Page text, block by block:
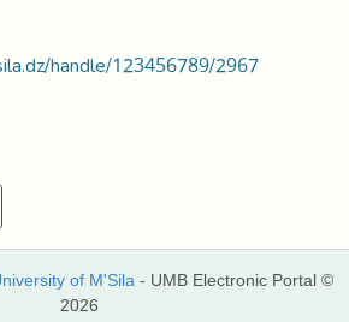
handle/123456789/2967
of M'Sila - UMB Electronic Portal ©
2026